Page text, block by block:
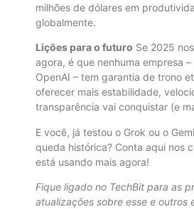
milhões de dólares em
globalmente.
Lições para o futuro Se 2025
agora, é que nenhuma empresa –
OpenAI – tem garantia de trono
oferecer mais estabilidade,
transparência vai conquistar (e
E você, já testou o Grok ou o
queda histórica? Conta aqui nos
está usando mais agora!
Fique ligado no TechBit para as
atualizações sobre esse e outros